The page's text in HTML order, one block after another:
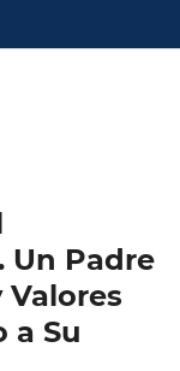
Un Padre
a Su